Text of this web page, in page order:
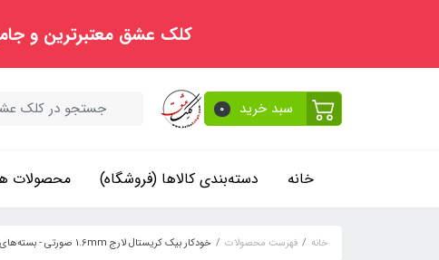
کلک عشق معتبرترین و
سبد خرید 0
خانه دسته‌بندی کالاها (فروشگاه) محصولات
خانه فهرست محصولات خودکار بیک کریستال لارج 1.6mm صورتی - بسته‌های 5 عددی